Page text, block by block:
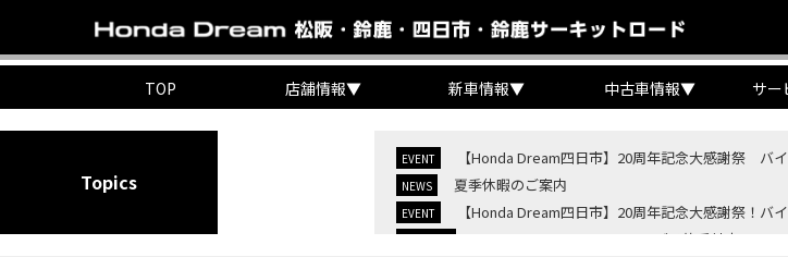
TOP 店舗情報▼ 新車情報▼ 中古車情報▼ サー
Topics
EVENT 【Honda Dream四日市】20周年記念大感謝祭 バ
NEWS 夏季休暇のご案内
EVENT 【Honda Dream四日市】20周年記念大感謝祭！バ
CB400 SUPER FORE E-Clutchご予約受付中！